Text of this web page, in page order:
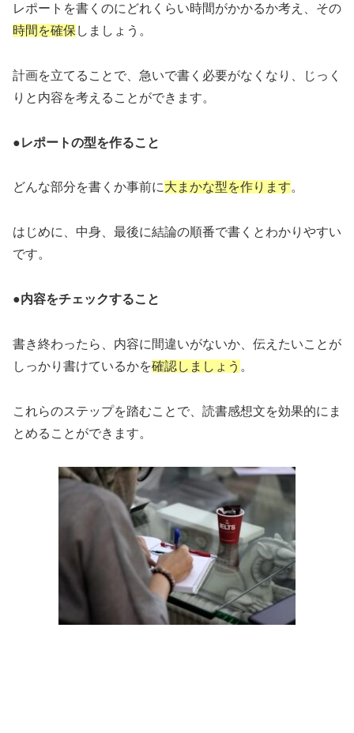
レポートを書くのにどれくらい時間がかかるか考え、その
時間を確保 しましょう。
計画を立てることで、急いで書く必要がなくなり、じっく
りと内容を考えることができます。
●レポートの型を作ること
どんな部分を書くか事前に大まかな型を作ります。
はじめに、中身、最後に結論の順番で書くとわかりやすい
です。
●内容をチェックすること
書き終わったら、内容に間違いがないか、伝えたいことが
しっかり書けているかを確認しましょう 。
これらのステップを踏むことで、読書感想文を効果的にま
とめることができます。